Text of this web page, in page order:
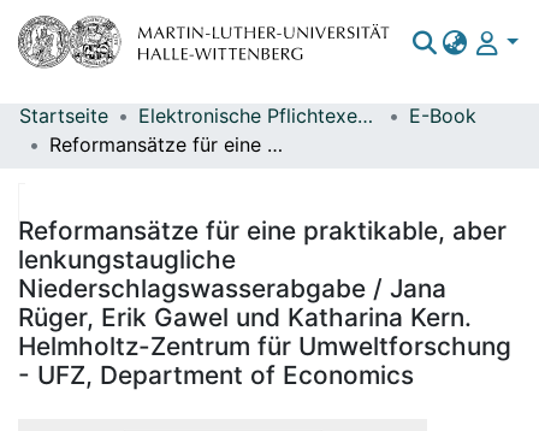
Bereiche & Sammlungen
Statistiken
Startseite Elektronische Pflichtexemplare
E-Book
Reformansätze für eine praktikable, aber lenkungstaugliche Niederschlagswasserabgabe / Jana Rüger, Erik Gawel und Katharina Kern. Helmholtz-Zentrum für Umweltforschung - UFZ, Department of Economics
Reformansätze für eine praktikable, aber
lenkungstaugliche
Niederschlagswasserabgabe / Jana
Rüger, Erik Gawel und Katharina Kern.
Helmholtz-Zentrum für Umweltforschung
- UFZ, Department of Economics